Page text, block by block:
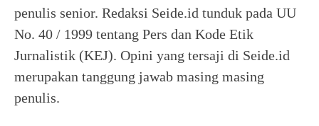
penulis senior. Redaksi Seide.id tunduk pada UU
No. 40 / 1999 tentang Pers dan Kode Etik
Jurnalistik (KEJ). Opini yang tersaji di Seide.id
merupakan tanggung jawab masing masing
penulis.